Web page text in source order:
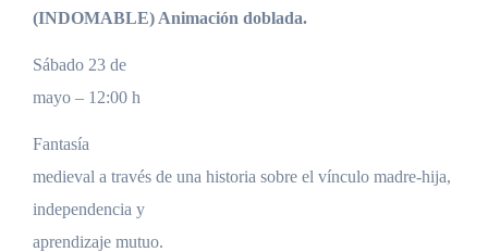
(INDOMABLE) Animación doblada.
Sábado 23 de
mayo – 12:00 h
Fantasía
medieval a través de una historia sobre el vínculo madre-hija,
independencia y
aprendizaje mutuo.